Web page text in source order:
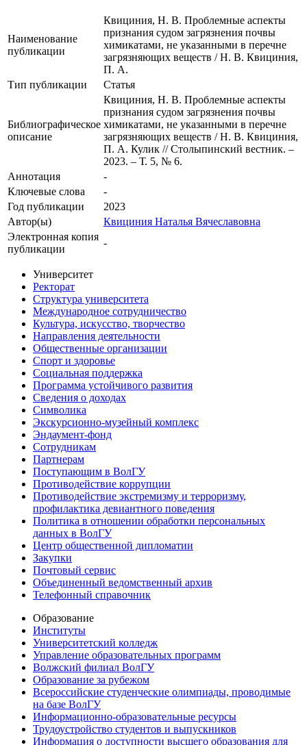
Наименование
публикации
Квициния, Н. В. Проблемные аспекты
признания судом загрязнения почвы
химикатами, не указанными в перечне
загрязняющих веществ / Н. В. Квициния,
П. А.
Тип публикации
Статья
Библиографическое
описание
Квициния, Н. В. Проблемные аспекты
признания судом загрязнения почвы
химикатами, не указанными в перечне
загрязняющих веществ / Н. В. Квициния,
П. А. Кулик // Столыпинский вестник. –
2023. – Т. 5, № 6.
Аннотация
-
Ключевые cлова
-
Год публикации
2023
Автор(ы)
Квициния Наталья Вячеславовна
Электронная копия
публикации
-
Университет
Ректорат
Структура университета
Международное сотрудничество
Культура, искусство, творчество
Направления деятельности
Общественные организации
Спорт и здоровье
Социальная поддержка
Программа устойчивого развития
Сведения о доходах
Символика
Экскурсионно-музейный комплекс
Эндаумент-фонд
Сотрудникам
Партнерам
Поступающим в ВолГУ
Противодействие коррупции
Противодействие экстремизму и терроризму,
профилактика девиантного поведения
Политика в отношении обработки персональных
данных в ВолГУ
Центр общественной дипломатии
Закупки
Почтовый сервис
Объединенный ведомственный архив
Телефонный справочник
Образование
Институты
Университетский колледж
Управление образовательных программ
Волжский филиал ВолГУ
Образование за рубежом
Всероссийские студенческие олимпиады, проводимые
на базе ВолГУ
Информационно-образовательные ресурсы
Трудоустройство студентов и выпускников
Информация о доступности высшего образования для